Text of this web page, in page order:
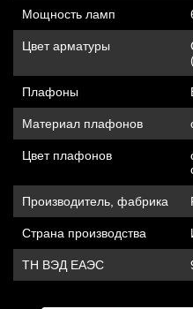
Мощность ламп
Цвет арматуры
Плафоны
Материал плафонов
Цвет плафонов
Производитель, фабрика
Страна производства
ТН ВЭД ЕАЭС